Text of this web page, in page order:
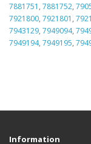
7881751 , 7881752,
7921800, 7921801 ,
7943129, 7949094,
7949194, 7949195,
Information